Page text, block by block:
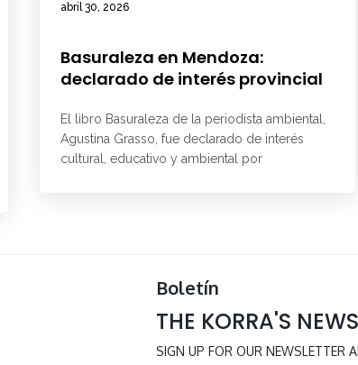
abril 30, 2026
Basuraleza en Mendoza:
declarado de interés provincial
El libro Basuraleza de la periodista ambiental,
Agustina Grasso, fue declarado de interés
cultural, educativo y ambiental por
Boletín
THE KORRA'S
SIGN UP FOR OUR NEWSLETTER